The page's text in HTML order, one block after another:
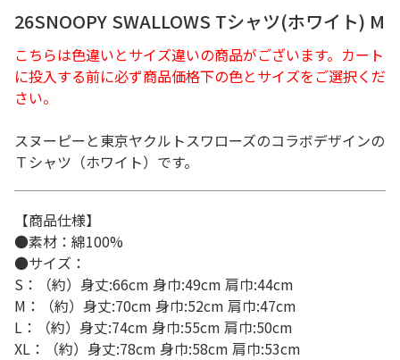
26SNOOPY SWALLOWS Tシャツ(ホワイト) M
こちらは色違いとサイズ違いの商品がございます。カート
に投入する前に必ず商品価格下の色とサイズをご選択くだ
さい。
スヌーピーと東京ヤクルトスワローズのコラボデザインの
Ｔシャツ（ホワイト）です。
【商品仕様】
●素材：綿100%
●サイズ：
S：（約）身丈:66cm 身巾:49cm 肩巾:44cm
M：（約）身丈:70cm 身巾:52cm 肩巾:47cm
L：（約）身丈:74cm 身巾:55cm 肩巾:50cm
XL：（約）身丈:78cm 身巾:58cm 肩巾:53cm